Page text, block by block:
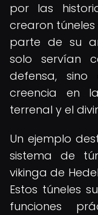
por las
crearon
parte de su
solo servían
defensa,
creencia en
terrenal y el
Un ejemplo
sistema de
vikinga de
Estos túneles
funciones